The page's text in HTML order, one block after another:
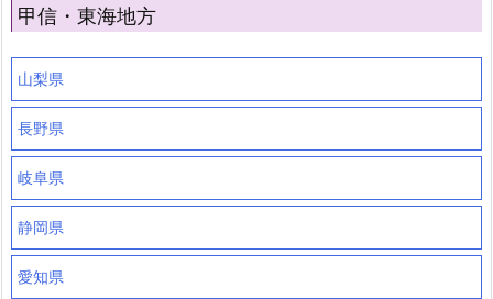
甲信・東海地方
山梨県
長野県
岐阜県
静岡県
愛知県